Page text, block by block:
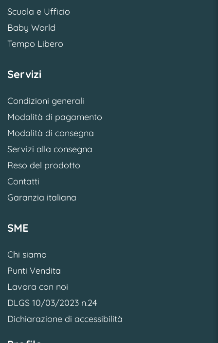
Scuola e Ufficio
Baby World
Tempo Libero
Servizi
Condizioni generali
Modalità di pagamento
Modalità di consegna
Servizi alla consegna
Reso del prodotto
Contatti
Garanzia italiana
SME
Chi siamo
Punti Vendita
Lavora con noi
DLGS 10/03/2023 n.24
Dichiarazione di accessibilità